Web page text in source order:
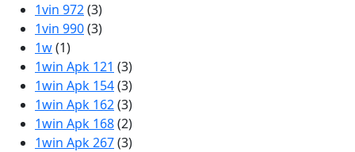
1vin 972(3)
1vin 990(3)
1w(1)
1win Apk 121 (3)
1win Apk 154(3)
1win Apk 162(3)
1win Apk 168(2)
1win Apk 267(3)